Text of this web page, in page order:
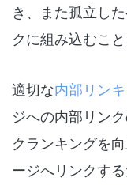
き、また孤立し
クに組み込むこと
適切な内部リン
ジへの内部リン
クランキングを
ージへリンクす